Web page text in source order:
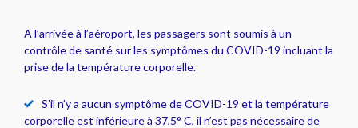
A l’arrivée à l’aéroport, les passagers sont soumis à un
contrôle de santé sur les symptômes du COVID-19 incluant la
prise de la température corporelle.
S’il n’y a aucun symptôme de COVID-19 et la température
corporelle est inférieure à 37,5° C, il n’est pas nécessaire de